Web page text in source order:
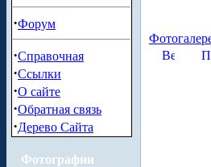
·Форум
·Справочная
·Ссылки
·О сайте
·Обратная связь
·Дерево Сайта
Фотографии